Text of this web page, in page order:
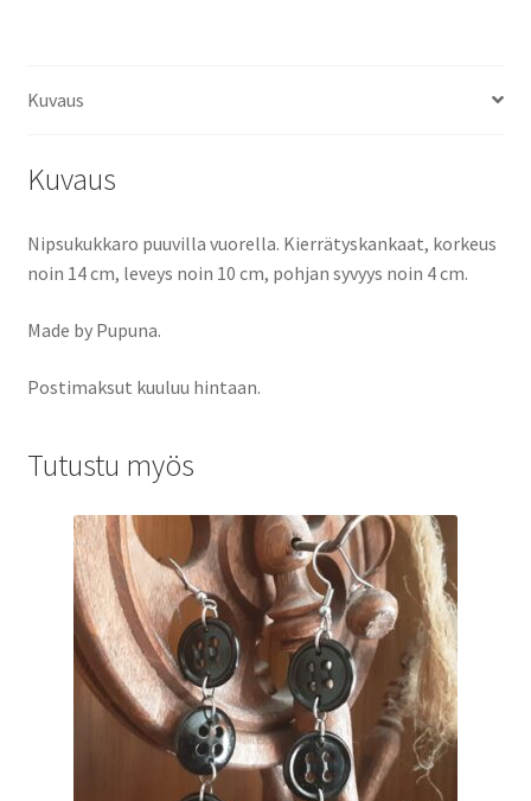
Kuvaus
Kuvaus
Nipsukukkaro puuvilla vuorella. Kierrätyskankaat, korkeus
noin 14 cm, leveys noin 10 cm, pohjan syvyys noin 4 cm.
Made by Pupuna.
Postimaksut kuuluu hintaan.
Tutustu myös